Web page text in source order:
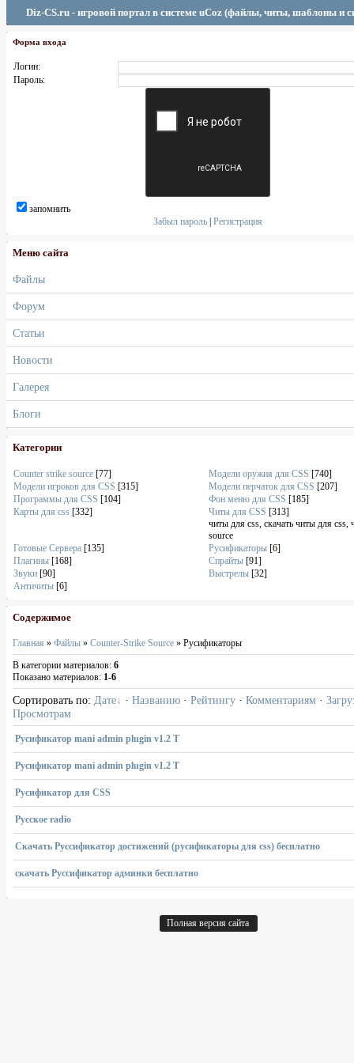
Diz-CS.ru - игровой портал в системе uCoz (файлы, читы, шаблоны и
Форма входа
Логин:
Пароль:
запомнить
Забыл пароль |Регистрация
Меню сайта
Файлы
Форум
Статьи
Новости
Галерея
Блоги
Категории
Counter strike source [77] Модели оружия для CSS [740]
Модели игроков для CSS [315] Модели перчаток для CSS [207]
Программы для CSS [104] Фон меню для CSS [185]
Карты для css [332] Читы для CSS [313]
читы для css, скачать читы для css,
source
Готовые Сервера [135] Русификаторы [6]
Плагины [168] Спрайты [91]
Звуки [90] Выстрелы [32]
Античиты [6]
Содержимое
Главная » Файлы » Counter-Strike Source » Русификаторы
В категории материалов: 6
Показано материалов: 1-6
Сортировать по: Дате · Названию · Рейтингу · Комментариям ·
Просмотрам
Русификатор mani admin plugin v1.2 T
Русификатор mani admin plugin v1.2 T
Русификатор для CSS
Русское radio
Скачать Руссификатор достижений (русификаторы для css) бесплатно
скачать Руссификатор админки бесплатно
Полная версия сайта